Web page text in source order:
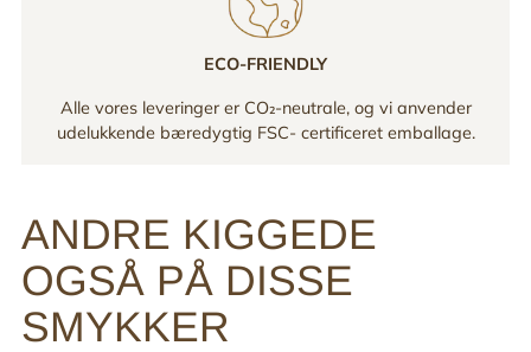
ECO-FRIENDLY
Alle vores leveringer er CO₂-neutrale, og vi anvender
udelukkende bæredygtig FSC- certificeret emballage.
ANDRE KIGGEDE
OGSÅ PÅ DISSE
SMYKKER